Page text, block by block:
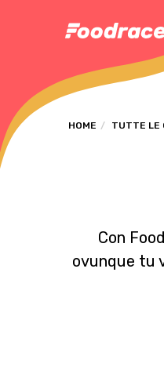
HOME TUTTE LE
Con
ovunque tu